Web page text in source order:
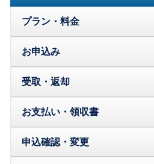
プラン・料金
お申込み
受取・返却
お支払い・領収書
申込確認・変更